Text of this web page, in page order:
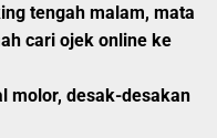
tengah malam, mata
cari ojek online ke
molor, desak-desakan